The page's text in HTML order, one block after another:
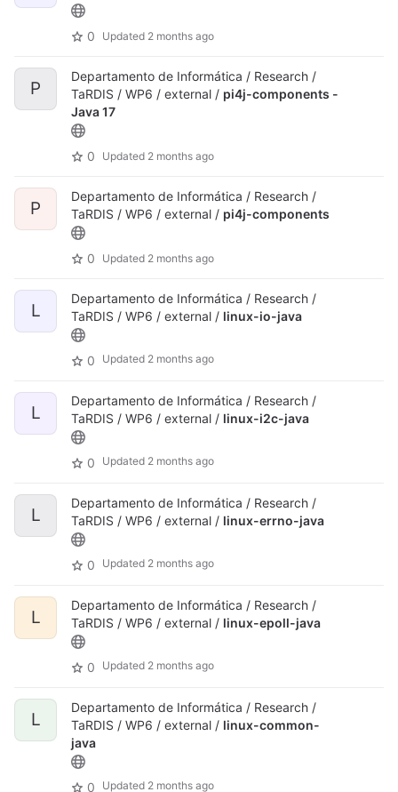
0 Updated 2 months ago
P
Departamento de Informática / Research /
TaRDIS / WP6 / external / pi4j-components -
Java 17
0 Updated 2 months ago
P
Departamento de Informática / Research /
TaRDIS / WP6 / external / pi4j-components
0 Updated 2 months ago
L
Departamento de Informática / Research /
TaRDIS / WP6 / external / linux-io-java
0 Updated 2 months ago
L
Departamento de Informática / Research /
TaRDIS / WP6 / external / linux-i2c-java
0 Updated 2 months ago
L
Departamento de Informática / Research /
TaRDIS / WP6 / external / linux-errno-java
0 Updated 2 months ago
L
Departamento de Informática / Research /
TaRDIS / WP6 / external / linux-epoll-java
0 Updated 2 months ago
L
Departamento de Informática / Research /
TaRDIS / WP6 / external / linux-common-
java
0 Updated 2 months ago